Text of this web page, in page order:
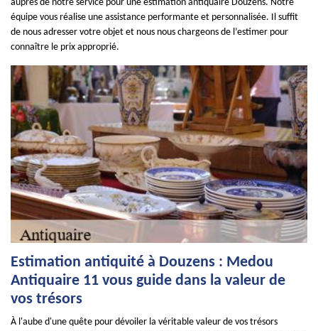
auprès de notre service pour une estimation antiquaire Douzens. Notre
équipe vous réalise une assistance performante et personnalisée. Il suffit
de nous adresser votre objet et nous nous chargeons de l’estimer pour
connaître le prix approprié.
Estimation antiquité à Douzens : Medou
Antiquaire 11 vous guide dans la valeur de
vos trésors
À l'aube d'une quête pour dévoiler la véritable valeur de vos trésors